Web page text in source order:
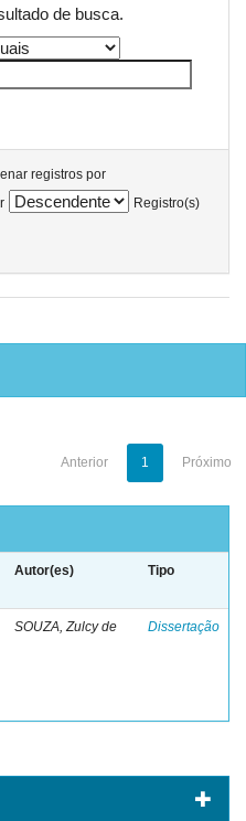
de busca.
registros por
Registro(s)
Anterior 1 Próximo
Autor(es) Tipo
SOUZA, Zulcy de Dissertação